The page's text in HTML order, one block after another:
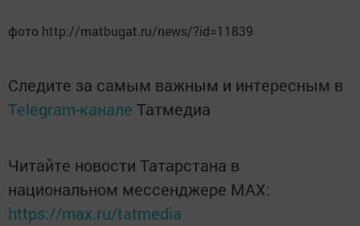
фото http://matbugat.ru/news/?id=11839
Следите за самым важным и интересным в
Telegram-канале Татмедиа
Читайте новости Татарстана в
национальном мессенджере MАХ:
https://max.ru/tatmedia